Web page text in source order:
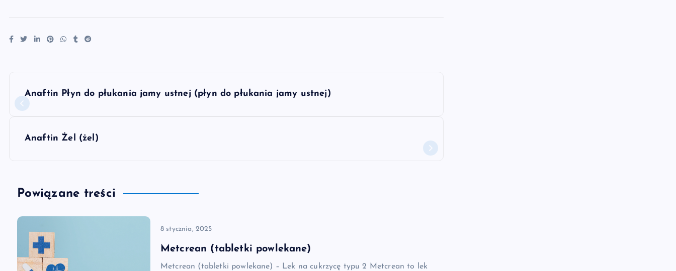
N
a
g
a
c
Anaftin Płyn do płukania jamy ustnej (płyn do płukania jamy ustnej)
Anaftin Żel (żel)
Powiązane treści
8 stycznia, 2025
Metcrean (tabletki powlekane)
Metcrean (tabletki powlekane) – Lek na cukrzycę typu 2 Metcrean to lek